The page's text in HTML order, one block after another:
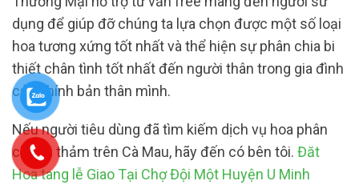
dụng để giúp đỡ chúng ta lựa chọn được một số loại
hoa tương xứng tốt nhất và thể hiện sự phân chia bi
thiết chân tình tốt nhất đến người thân trong gia đình
của chính bản thân mình.
Nếu người tiêu dùng đã tìm kiếm dịch vụ hoa phân
chia bi thảm trên Cà Mau, hãy đến có bên tôi. Đăt
Hoa tang lễ Giao Tại Chợ Đội Một Huyện U Minh